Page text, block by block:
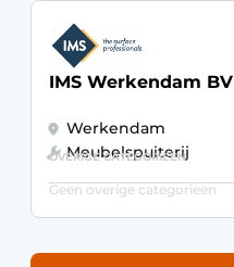
IMS Werkendam BV
Werkendam
Meubelspuiterij
OVERIGE CATEGORIEËN
Geen overige categorieën